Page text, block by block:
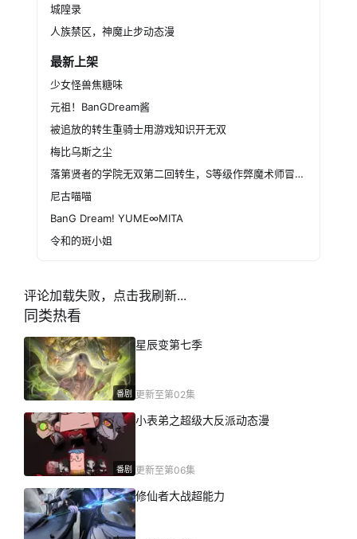
城隍录
人族禁区，神魔止步动态漫
最新上架
少女怪兽焦糖味
元祖！BanGDream酱
被追放的转生重骑士用游戏知识开无双
梅比乌斯之尘
落第贤者的学院无双第二回转生，S等级作弊魔术师冒险记
尼古喵喵
BanG Dream! YUME∞MITA
令和的斑小姐
评论加载失败，点击我刷新...
同类热看
番剧
星辰变第七季
更新至第02集
番剧
小表弟之超级大反派动态漫
更新至第06集
修仙者大战超能力